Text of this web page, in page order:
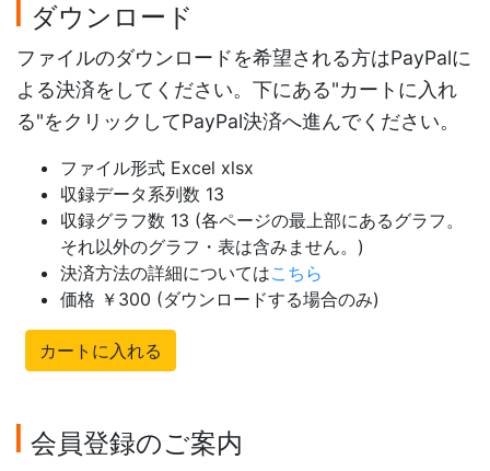
ダウンロード
ファイルのダウンロードを希望される方はPayPalに
よる決済をしてください。下にある"カートに入れ
る"をクリックしてPayPal決済へ進んでください。
ファイル形式 Excel xlsx
収録データ系列数 13
収録グラフ数 13 (各ページの最上部にあるグラフ。
それ以外のグラフ・表は含みません。)
決済方法の詳細についてはこちら
価格 ￥300 (ダウンロードする場合のみ)
カートに入れる
会員登録のご案内